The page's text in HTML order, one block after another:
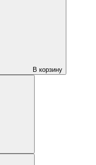
В корзину